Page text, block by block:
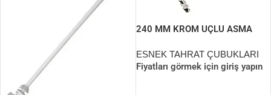
240 MM KROM UÇLU ASMA
ESNEK TAHRAT ÇUBUKLARI
Fiyatları görmek için giriş yapın